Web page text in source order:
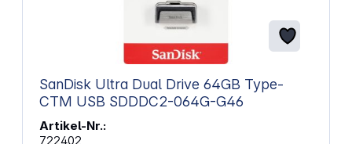
SanDisk Ultra Dual Drive 64GB Type-
CTM USB SDDDC2-064G-G46
Artikel-Nr.:
722402